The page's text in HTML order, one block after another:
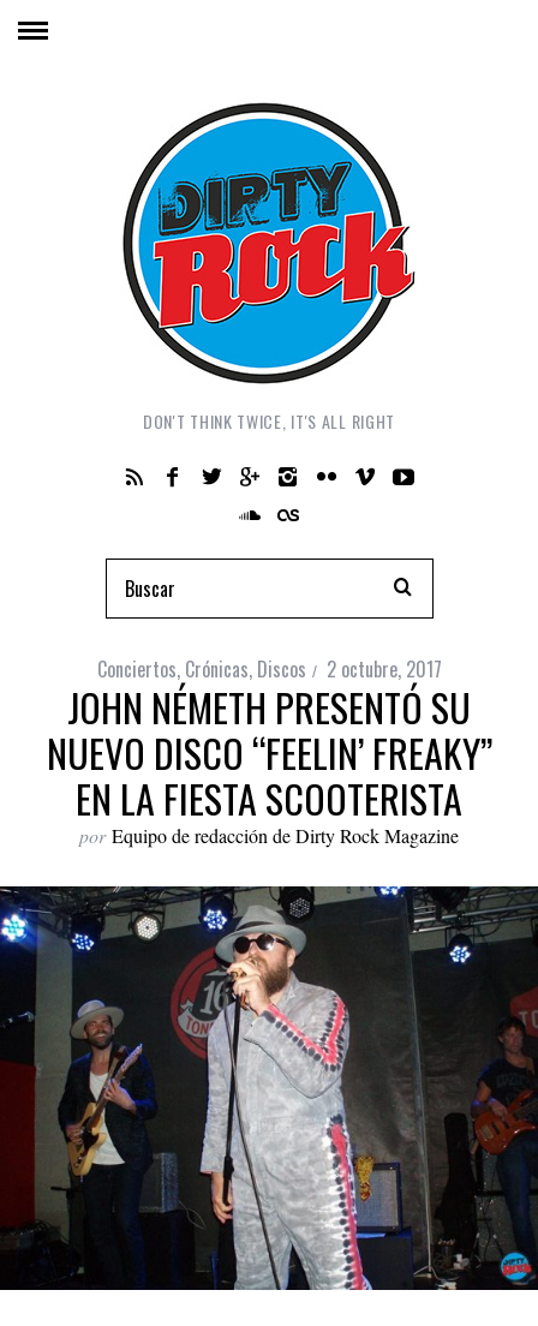
DON'T THINK TWICE, IT'S ALL RIGHT
Conciertos, Crónicas, Discos 2 octubre, 2017
JOHN NÉMETH PRESENTÓ SU
NUEVO DISCO “FEELIN’ FREAKY”
EN LA FIESTA SCOOTERISTA
por Equipo de redacción de Dirty Rock Magazine